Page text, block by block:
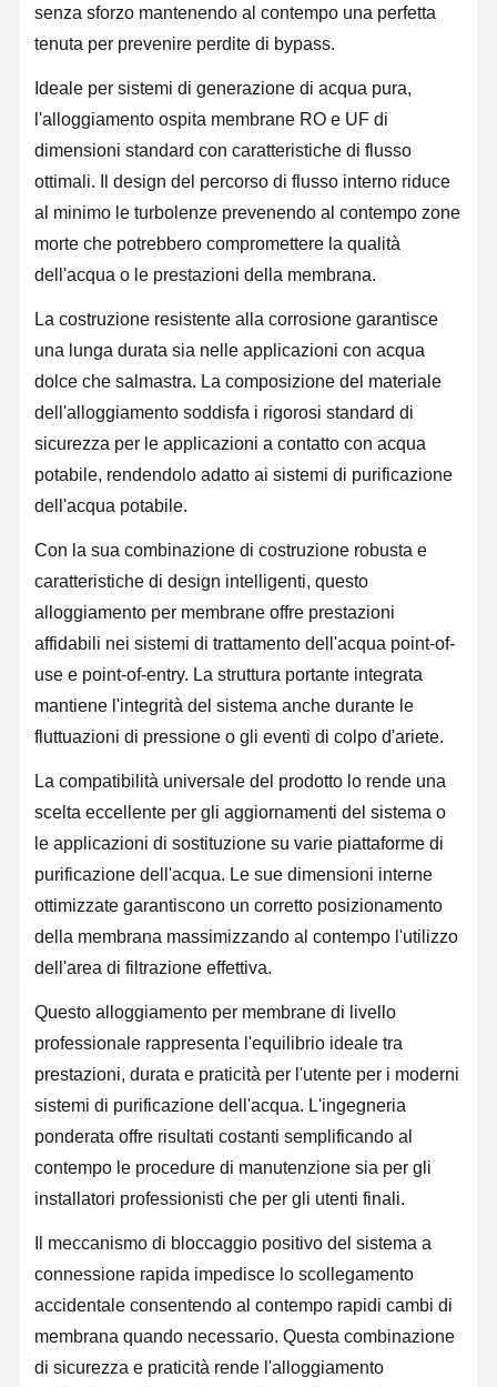
Fabbrica
Qualità
Casi
Richiedi Un
sistema di depurazione dell'acqua ultrapura
Sistema di filtrazione dell'acqua ultrapura
Sistema industriale di depurazione dell'acqua
Macchina deionizzata dell'acqua
Consumi per la depurazione dell'acqua
Accessori per sistemi di depurazione dell'acqua
senza sforzo mantenendo al contempo una perfetta
tenuta per prevenire perdite di bypass.
Ideale per sistemi di generazione di acqua pura,
l'alloggiamento ospita membrane RO e UF di
dimensioni standard con caratteristiche di flusso
ottimali. Il design del percorso di flusso interno riduce
al minimo le turbolenze prevenendo al contempo zone
morte che potrebbero compromettere la qualità
dell'acqua o le prestazioni della membrana.
La costruzione resistente alla corrosione garantisce
una lunga durata sia nelle applicazioni con acqua
dolce che salmastra. La composizione del materiale
dell'alloggiamento soddisfa i rigorosi standard di
sicurezza per le applicazioni a contatto con acqua
potabile, rendendolo adatto ai sistemi di purificazione
dell'acqua potabile.
Con la sua combinazione di costruzione robusta e
caratteristiche di design intelligenti, questo
alloggiamento per membrane offre prestazioni
affidabili nei sistemi di trattamento dell'acqua point-of-
use e point-of-entry. La struttura portante integrata
mantiene l'integrità del sistema anche durante le
fluttuazioni di pressione o gli eventi di colpo d'ariete.
La compatibilità universale del prodotto lo rende una
scelta eccellente per gli aggiornamenti del sistema o
le applicazioni di sostituzione su varie piattaforme di
purificazione dell'acqua. Le sue dimensioni interne
ottimizzate garantiscono un corretto posizionamento
della membrana massimizzando al contempo l'utilizzo
dell'area di filtrazione effettiva.
Questo alloggiamento per membrane di livello
professionale rappresenta l'equilibrio ideale tra
prestazioni, durata e praticità per l'utente per i moderni
sistemi di purificazione dell'acqua. L'ingegneria
ponderata offre risultati costanti semplificando al
contempo le procedure di manutenzione sia per gli
installatori professionisti che per gli utenti finali.
Il meccanismo di bloccaggio positivo del sistema a
connessione rapida impedisce lo scollegamento
accidentale consentendo al contempo rapidi cambi di
membrana quando necessario. Questa combinazione
di sicurezza e praticità rende l'alloggiamento